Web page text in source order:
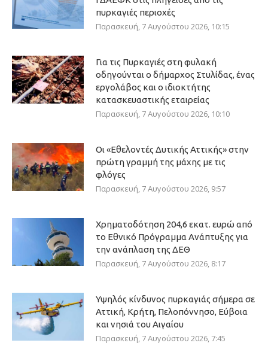
πυρκαγιές περιοχές
Παρασκευή, 7 Αυγούστου 2026, 10:15
Για τις Πυρκαγιές στη φυλακή
οδηγούνται ο δήμαρχος Στυλίδας, ένας
εργολάβος και ο ιδιοκτήτης
κατασκευαστικής εταιρείας
Παρασκευή, 7 Αυγούστου 2026, 10:10
Οι «Εθελοντές Δυτικής Αττικής» στην
πρώτη γραμμή της μάχης με τις
φλόγες
Παρασκευή, 7 Αυγούστου 2026, 9:57
Χρηματοδότηση 204,6 εκατ. ευρώ από
το Εθνικό Πρόγραμμα Ανάπτυξης για
την ανάπλαση της ΔΕΘ
Παρασκευή, 7 Αυγούστου 2026, 8:17
Υψηλός κίνδυνος πυρκαγιάς σήμερα σε
Αττική, Κρήτη, Πελοπόννησο, Εύβοια
και νησιά του Αιγαίου
Παρασκευή, 7 Αυγούστου 2026, 7:45